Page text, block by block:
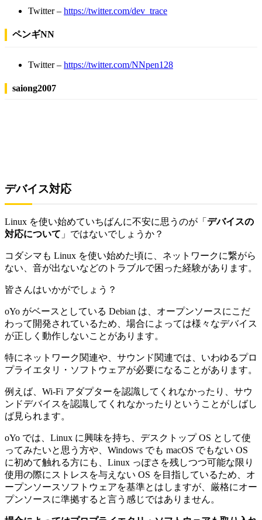
Twitter – https://twitter.com/dev_trace
ペンギNN
Twitter – https://twitter.com/NNpen128
saiong2007
デバイス対応
Linux を使い始めていちばんに不安に思うのが「 デバイスの
対応について 」ではないでしょうか？
コダシマも Linux を使い始めた頃に、ネットワークに繋がら
ない、音が出ないなどのトラブルで困った経験があります。
皆さんはいかがでしょう？
oYo がベースとしている Debian は、オープンソースにこだ
わって開発されているため、場合によっては様々なデバイス
が正しく動作しないことがあります。
特にネットワーク関連や、サウンド関連では、いわゆるプロ
プライエタリ・ソフトウェアが必要になることがあります。
例えば、Wi-Fi アダプターを認識してくれなかったり、サウ
ンドデバイスを認識してくれなかったりということがしばし
ば見られます。
oYo では、Linux に興味を持ち、デスクトップ OS として使
ってみたいと思う方や、Windows でも macOS でもない OS
に初めて触れる方にも、Linux っぽさを残しつつ可能な限り
使用の際にストレスを与えない OS を目指しているため、オ
ープンソースソフトウェアを基準とはしますが、厳格にオー
プンソースに準拠すると言う感じではありません。